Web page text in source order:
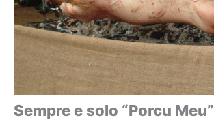
Sempre e solo “Porcu Meu”